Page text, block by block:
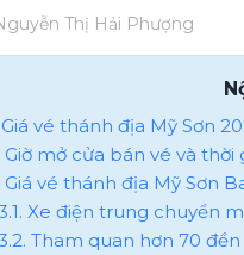
Thị Hải Phượng
Giá vé thánh địa Mỹ Sơn
Giờ mở cửa bán vé và
Giá vé thánh địa Mỹ Sơn
Xe điện trung chuyển
Tham quan hơn 70